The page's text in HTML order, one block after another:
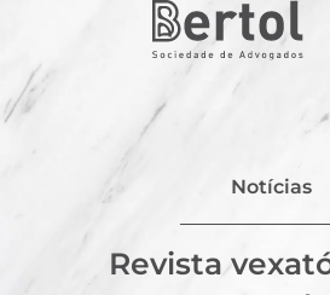
Notícias
Revista